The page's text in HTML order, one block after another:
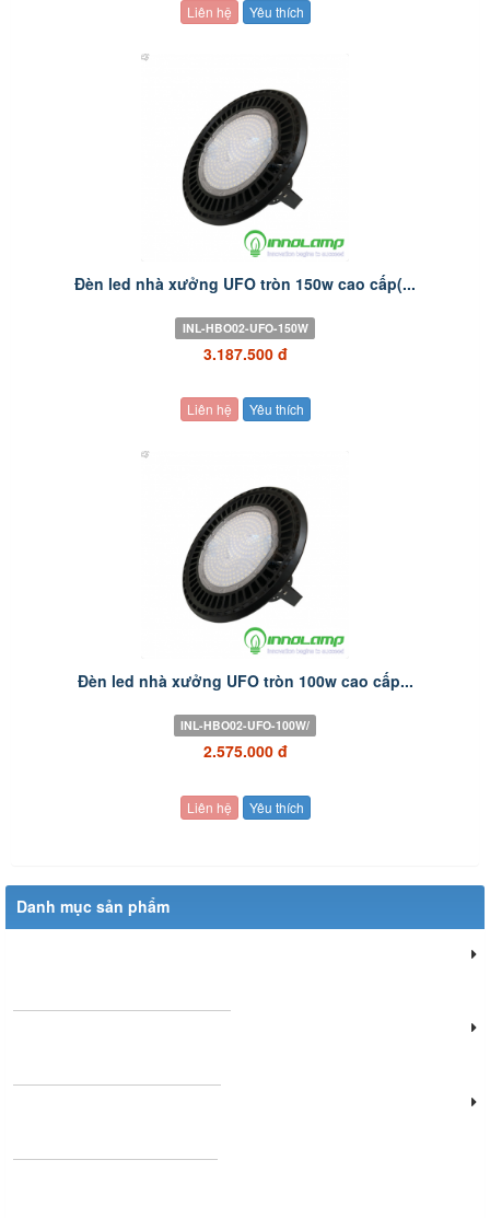
Liên hệ Yêu thích
Đèn led nhà xưởng UFO tròn 150w cao cấp(...
INL-HBO02-UFO-150W
3.187.500 đ
Liên hệ Yêu thích
Đèn led nhà xưởng UFO tròn 100w cao cấp...
INL-HBO02-UFO-100W/
2.575.000 đ
Liên hệ Yêu thích
Danh mục sản phẩm